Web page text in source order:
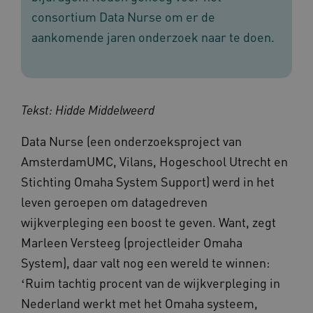
consortium Data Nurse om er de
aankomende jaren onderzoek naar te doen.
Tekst: Hidde Middelweerd
Data Nurse (een onderzoeksproject van
AmsterdamUMC, Vilans, Hogeschool Utrecht en
Stichting Omaha System Support) werd in het
leven geroepen om datagedreven
wijkverpleging een boost te geven. Want, zegt
Marleen Versteeg (projectleider Omaha
System), daar valt nog een wereld te winnen:
ʻRuim tachtig procent van de wijkverpleging in
Nederland werkt met het Omaha systeem,